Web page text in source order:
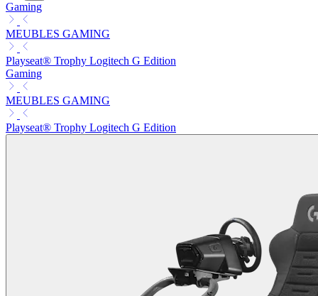
Gaming
MEUBLES GAMING
Playseat® Trophy Logitech G Edition
Gaming
MEUBLES GAMING
Playseat® Trophy Logitech G Edition